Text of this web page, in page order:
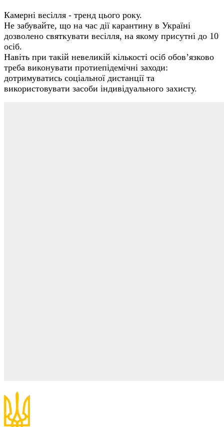
Камерні весілля - тренд цього року.
Не забувайте, що на час дії карантину в Україні
дозволено святкувати весілля, на якому присутні до 10
осіб.
Навіть при такій невеликій кількості осіб обов’язково
треба виконувати протиепідемічні заходи:
дотримуватись соціальної дистанції та
використовувати засоби індивідуального захисту.